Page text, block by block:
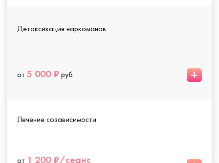
Детоксикация наркоманов
от 5 000 ₽ руб +
Лечение созависимости
от 1 200 ₽/сеанс